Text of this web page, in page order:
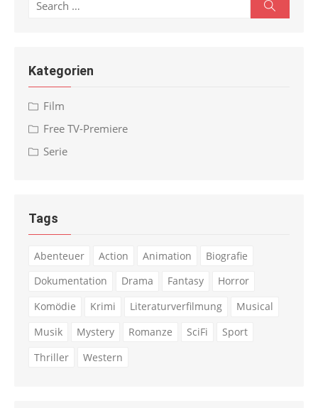
Kategorien
Film
Free TV-Premiere
Serie
Tags
Abenteuer Action Animation
Biografie
Dokumentation
Drama Fantasy
Horror
Komödie
Krimi Literaturverfilmung
Musical
Musik
Mystery Romanze SciFi
Sport
Thriller
Western